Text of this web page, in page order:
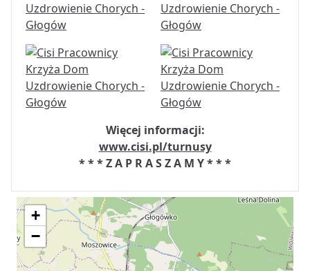
Więcej informacji:
www.cisi.pl/turnusy
* * * Z A P R A S Z A M Y * * *
+
−